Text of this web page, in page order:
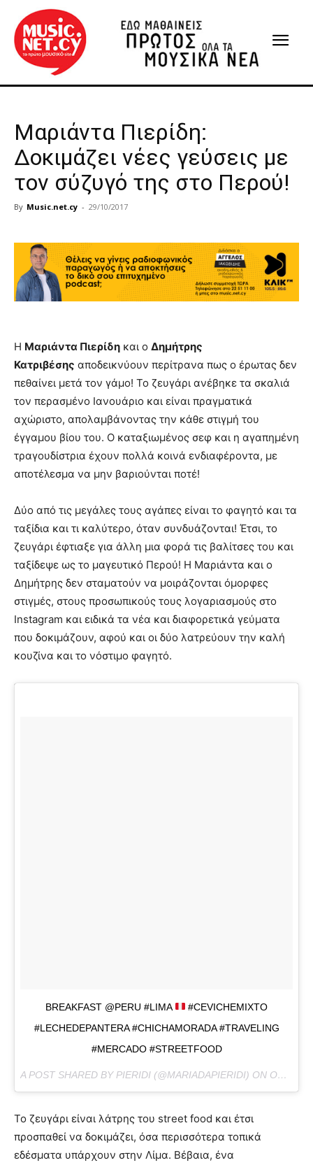
Μαριάντα Πιερίδη:
Δοκιμάζει νέες γεύσεις με
τον σύζυγό της στο Περού!
By Music.net.cy - 29/10/2017
Η Μαριάντα Πιερίδη και ο Δημήτρης
Κατριβέσης αποδεικνύουν περίτρανα πως ο έρωτας δεν
πεθαίνει μετά τον γάμο! Το ζευγάρι ανέβηκε τα σκαλιά
τον περασμένο Ιανουάριο και είναι πραγματικά
αχώριστο, απολαμβάνοντας την κάθε στιγμή του
έγγαμου βίου του. Ο καταξιωμένος σεφ και η αγαπημένη
τραγουδίστρια έχουν πολλά κοινά ενδιαφέροντα, με
αποτέλεσμα να μην βαριούνται ποτέ!
Δύο από τις μεγάλες τους αγάπες είναι το φαγητό και τα
ταξίδια και τι καλύτερο, όταν συνδυάζονται! Έτσι, το
ζευγάρι έφτιαξε για άλλη μια φορά τις βαλίτσες του και
ταξίδεψε ως το μαγευτικό Περού! Η Μαριάντα και ο
Δημήτρης δεν σταματούν να μοιράζονται όμορφες
στιγμές, στους προσωπικούς τους λογαριασμούς στο
Instagram και ειδικά τα νέα και διαφορετικά γεύματα
που δοκιμάζουν, αφού και οι δύο λατρεύουν την καλή
κουζίνα και το νόστιμο φαγητό.
BREAKFAST @PERU #LIMA
#CEVICHEMIXTO
#LECHEDEPANTERA #CHICHAMORADA #TRAVELING
#MERCADO #STREETFOOD
A POST SHARED BY PIERIDI (@MARIADAPIERIDI) ON OCT 25, 2017 AT 7:58AM PDT
Το ζευγάρι είναι λάτρης του street food και έτσι
προσπαθεί να δοκιμάζει, όσα περισσότερα τοπικά
εδέσματα υπάρχουν στην Λίμα. Βέβαια, ένα